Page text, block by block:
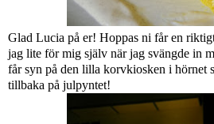
Glad Lucia på er! Hoppas ni får en
jag lite för mig själv när jag svängde in
får syn på den lilla korvkiosken i hörnet
tillbaka på julpyntet!